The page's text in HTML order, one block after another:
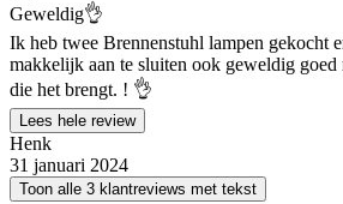
Geweldig👌
Ik heb twee Brennenstuhl lampen gekocht
makkelijk aan te sluiten ook geweldig goed
die het brengt. ! 👌
Lees hele review
Henk
31 januari 2024
Toon alle 3 klantreviews met tekst